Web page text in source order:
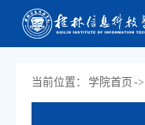
当前位置： 学院首页 ->